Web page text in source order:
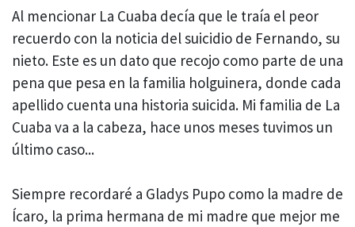
Al mencionar La Cuaba decía que le traía el peor
recuerdo con la noticia del suicidio de Fernando, su
nieto. Este es un dato que recojo como parte de una
pena que pesa en la familia holguinera, donde cada
apellido cuenta una historia suicida. Mi familia de La
Cuaba va a la cabeza, hace unos meses tuvimos un
último caso...
Siempre recordaré a Gladys Pupo como la madre de
Ícaro, la prima hermana de mi madre que mejor me